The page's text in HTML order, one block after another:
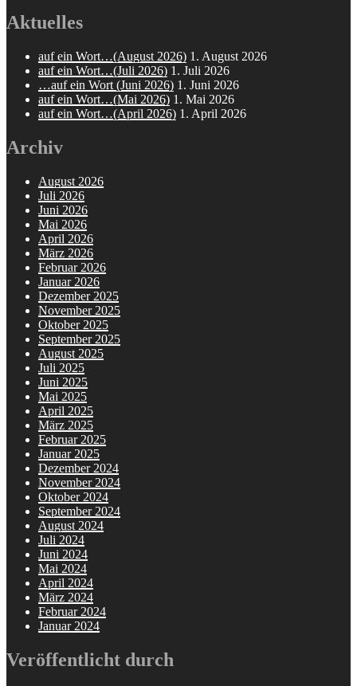
Aktuelles
auf ein Wort…(August 2026) 1. August 2026
auf ein Wort…(Juli 2026) 1. Juli 2026
…auf ein Wort (Juni 2026) 1. Juni 2026
auf ein Wort…(Mai 2026) 1. Mai 2026
auf ein Wort…(April 2026) 1. April 2026
Archiv
August 2026
Juli 2026
Juni 2026
Mai 2026
April 2026
März 2026
Februar 2026
Januar 2026
Dezember 2025
November 2025
Oktober 2025
September 2025
August 2025
Juli 2025
Juni 2025
Mai 2025
April 2025
März 2025
Februar 2025
Januar 2025
Dezember 2024
November 2024
Oktober 2024
September 2024
August 2024
Juli 2024
Juni 2024
Mai 2024
April 2024
März 2024
Februar 2024
Januar 2024
Veröffentlicht durch